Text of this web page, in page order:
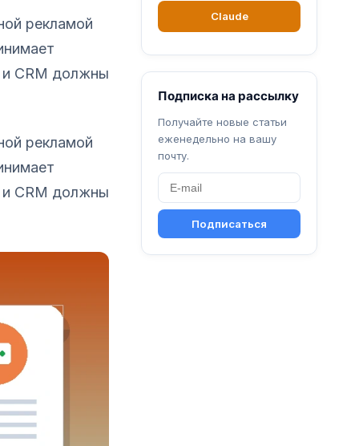
рекламой
и CRM должны
рекламой
и CRM должны
Claude
Подписка на рассылку
Получайте новые статьи
еженедельно на вашу
почту.
Подписаться